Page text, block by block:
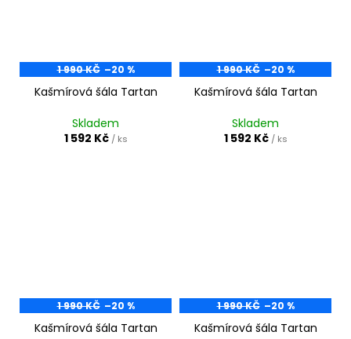
1 990 KČ –20 %
Kašmírová šála Tartan
Skladem
1 592 Kč / ks
1 990 KČ –20 %
Kašmírová šála Tartan
Skladem
1 592 Kč / ks
1 990 KČ –20 %
Kašmírová šála Tartan
1 990 KČ –20 %
Kašmírová šála Tartan